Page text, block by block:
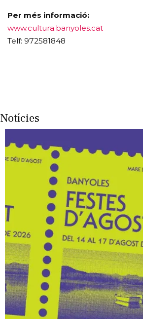
Per més informació:
www.cultura.banyoles.cat
Telf: 972581848
Notícies